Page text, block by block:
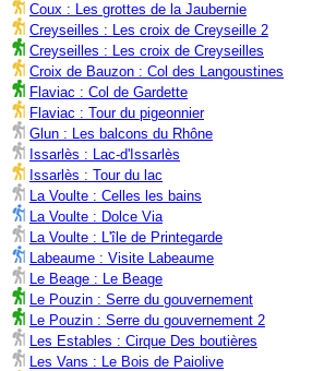
Coux : Les grottes de la Jaubernie
Creyseilles : Les croix de Creyseille 2
Creyseilles : Les croix de Creyseilles
Croix de Bauzon : Col des Langoustines
Flaviac : Col de Gardette
Flaviac : Tour du pigeonnier
Glun : Les balcons du Rhône
Issarlès : Lac-d'Issarlès
Issarlès : Tour du lac
La Voulte : Celles les bains
La Voulte : Dolce Via
La Voulte : L'île de Printegarde
Labeaume : Visite Labeaume
Le Beage : Le Beage
Le Pouzin : Serre du gouvernement
Le Pouzin : Serre du gouvernement 2
Les Estables : Cirque Des boutières
Les Vans : Le Bois de Paiolive